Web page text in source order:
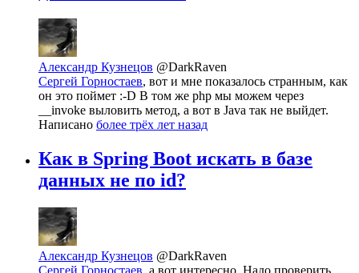
Александр Кузнецов @DarkRaven
Сергей Горностаев, вот и мне показалось странным, как
он это поймет :-D В том же php мы можем через
__invoke выловить метод, а вот в Java так не выйдет.
Написано более трёх лет назад
Как в Spring Boot искать в базе
данных не по id?
Александр Кузнецов @DarkRaven
Сергей Горностаев , а вот интересно. Надо проверить